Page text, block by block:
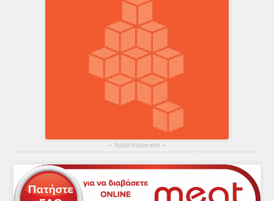
▴ Advertisement ▴